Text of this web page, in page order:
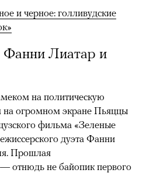
и черное: голливудские
Фанни Лиатар и
на политическую
на огромном экране Пьяццы
фильма «Зеленые
дуэта Фанни
Прошлая
отнюдь не байопик первого